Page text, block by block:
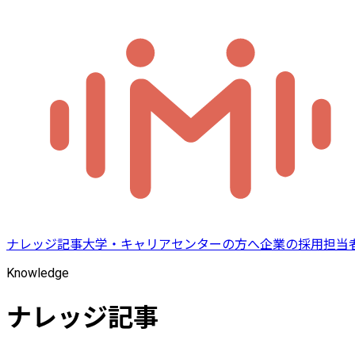
ナレッジ記事大学・キャリアセンターの方へ企業の採用担当
Knowledge
ナレッジ記事